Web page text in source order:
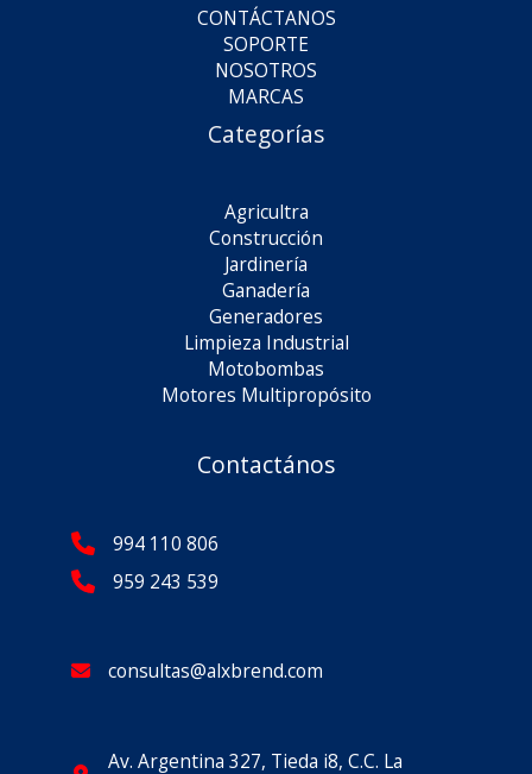
CONTÁCTANOS
SOPORTE
NOSOTROS
MARCAS
Categorías
Agricultra
Construcción
Jardinería
Ganadería
Generadores
Limpieza Industrial
Motobombas
Motores Multipropósito
Contactános
994 110 806
959 243 539
consultas@alxbrend.com
Av. Argentina 327, Tieda i8, C.C. La